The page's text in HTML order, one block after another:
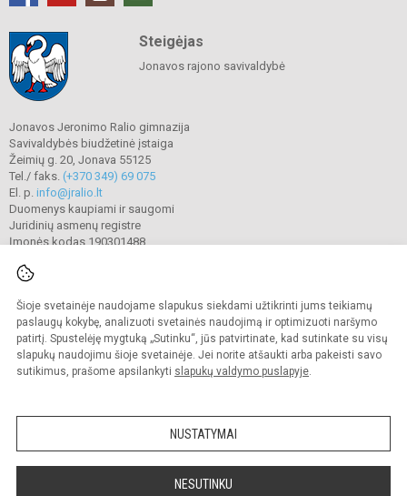
Šioje svetainėje naudojame slapukus siekdami užtikrinti jums teikiamų
paslaugų kokybę, analizuoti svetainės naudojimą ir optimizuoti naršymo
patirtį. Spustelėję mygtuką „Sutinku“, jūs patvirtinate, kad sutinkate su visų
slapukų naudojimu šioje svetainėje. Jei norite atšaukti arba pakeisti savo
sutikimus, prašome apsilankyti slapukų valdymo puslapyje.
NUSTATYMAI
NESUTINKU
Steigėjas
Jonavos rajono savivaldybė
Jonavos Jeronimo Ralio gimnazija
Savivaldybės biudžetinė įstaiga
Žeimių g. 20, Jonava 55125
Tel./ faks. (+370 349) 69 075
El. p. info@jralio.lt
Duomenys kaupiami ir saugomi
Juridinių asmenų registre
Įmonės kodas 190301488
© 2023. Jonavos Jeronimo Ralio gimnazija. Visos teisės saugomos.
Kopijuoti turinį be raštiško gimnazijos sutikimo griežtai draudžiama.
Prieinamumo paraiška Slapukų valdymas
Sumanus būdas atnaujinti